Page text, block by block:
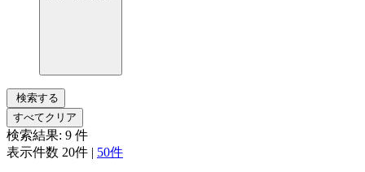
検索する
すべてクリア
検索結果: 9 件
表示件数 20件 | 50件